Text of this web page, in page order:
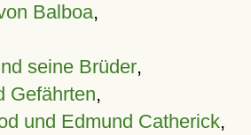
Balboa,
seine Brüder,
Gefährten,
und Edmund Catherick,